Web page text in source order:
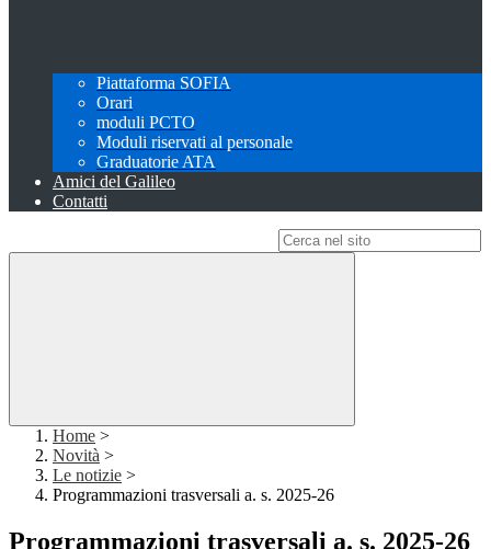
Piattaforma SOFIA
Orari
moduli PCTO
Moduli riservati al personale
Graduatorie ATA
Amici del Galileo
Contatti
Home >
Novità >
Le notizie >
Programmazioni trasversali a. s. 2025-26
Programmazioni trasversali a. s. 2025-26